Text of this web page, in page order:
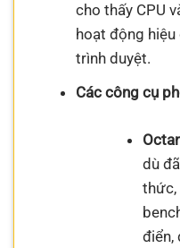
cho thấy CPU
hoạt động
trình duyệt.
Các công cụ
dù
thức,
điển,